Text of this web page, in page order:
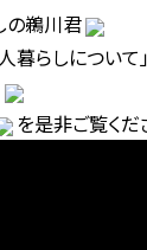
の鵜川君
暮らしについ
を是非ご覧くだ